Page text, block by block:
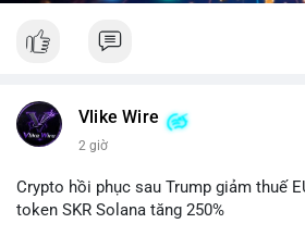
Vlike Wire
2 giờ
Crypto hồi phục sau Trump giảm thuế
token SKR Solana tăng 250%